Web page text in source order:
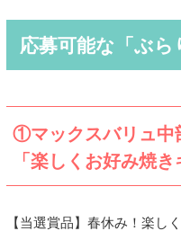
応募可能な「ぶら
①マックスバリュ中
「楽しくお好み焼き
【当選賞品】春休み！楽し